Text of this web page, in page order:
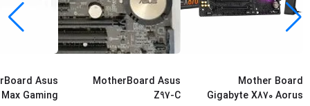
Mother Board
Gigabyte X870 Aorus
MotherBoard Asus
Z97-C
Asus
Gaming